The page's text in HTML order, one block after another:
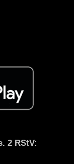
2 RStV: